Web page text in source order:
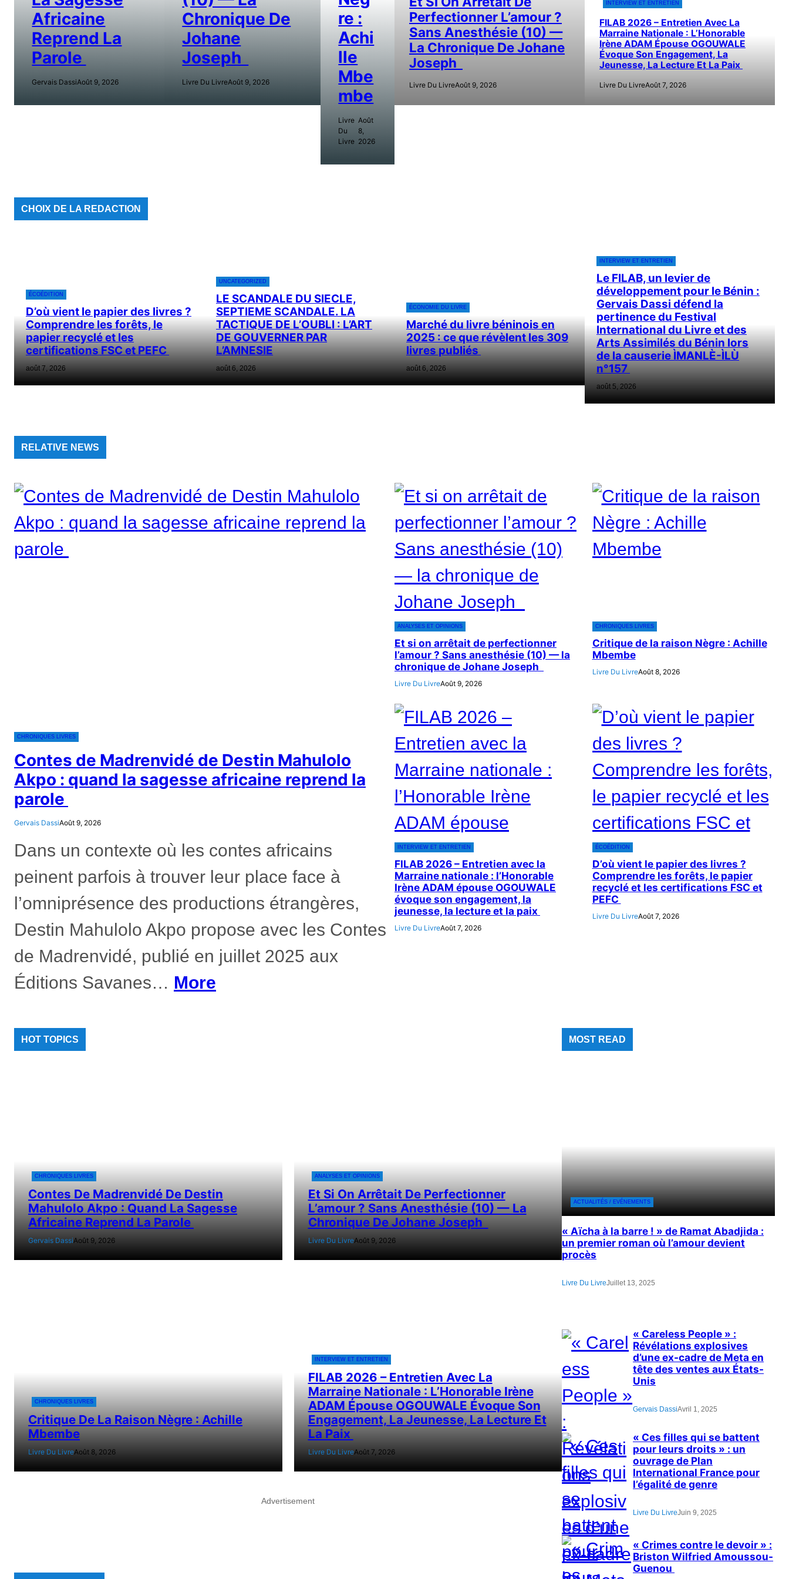
Africaine
Reprend La
Parole
Gervais DassiAoût 9, 2026
Chronique De
Johane
Joseph
Livre Du LivreAoût 9, 2026
Re :
Achi
Lle
Mbe
Mbe
Livre
Du
Livre
Août
8,
2026
Perfectionner L’amour ?
Sans Anesthésie (10) —
La Chronique De Johane
Joseph
Livre Du LivreAoût 9, 2026
INTERVIEW ET ENTRETIEN
FILAB 2026 – Entretien Avec La
Marraine Nationale : L’Honorable
Irène ADAM Épouse OGOUWALE
Évoque Son Engagement, La
Jeunesse, La Lecture Et La Paix
Livre Du LivreAoût 7, 2026
CHOIX DE LA REDACTION
ÉCOÉDITION
D’où vient le papier des livres ?
Comprendre les forêts, le
papier recyclé et les
certifications FSC et PEFC
août 7, 2026
UNCATEGORIZED
LE SCANDALE DU SIECLE,
SEPTIEME SCANDALE. LA
TACTIQUE DE L’OUBLI : L’ART
DE GOUVERNER PAR
L’AMNESIE
août 6, 2026
ÉCONOMIE DU LIVRE
Marché du livre béninois en
2025 : ce que révèlent les 309
livres publiés
août 6, 2026
INTERVIEW ET ENTRETIEN
Le FILAB, un levier de
développement pour le Bénin :
Gervais Dassi défend la
pertinence du Festival
International du Livre et des
Arts Assimilés du Bénin lors
de la causerie ÌMANLÈ-ÌLÙ
n°157
août 5, 2026
RELATIVE NEWS
CHRONIQUES LIVRES
Contes de Madrenvidé de Destin Mahulolo
Akpo : quand la sagesse africaine reprend la
parole
Gervais DassiAoût 9, 2026
Dans un contexte où les contes africains
peinent parfois à trouver leur place face à
l’omniprésence des productions étrangères,
Destin Mahulolo Akpo propose avec les Contes
de Madrenvidé, publié en juillet 2025 aux
Éditions Savanes… More
ANALYSES ET OPINIONS
Et si on arrêtait de perfectionner
l’amour ? Sans anesthésie (10) — la
chronique de Johane Joseph
Livre Du LivreAoût 9, 2026
CHRONIQUES LIVRES
Critique de la raison Nègre : Achille
Mbembe
Livre Du LivreAoût 8, 2026
INTERVIEW ET ENTRETIEN
FILAB 2026 – Entretien avec la
Marraine nationale : l’Honorable
Irène ADAM épouse OGOUWALE
évoque son engagement, la
jeunesse, la lecture et la paix
Livre Du LivreAoût 7, 2026
ÉCOÉDITION
D’où vient le papier des livres ?
Comprendre les forêts, le papier
recyclé et les certifications FSC et
PEFC
Livre Du LivreAoût 7, 2026
HOT TOPICS
CHRONIQUES LIVRES
Contes De Madrenvidé De Destin
Mahulolo Akpo : Quand La Sagesse
Africaine Reprend La Parole
Gervais DassiAoût 9, 2026
ANALYSES ET OPINIONS
Et Si On Arrêtait De Perfectionner
L’amour ? Sans Anesthésie (10) — La
Chronique De Johane Joseph
Livre Du LivreAoût 9, 2026
CHRONIQUES LIVRES
Critique De La Raison Nègre : Achille
Mbembe
Livre Du LivreAoût 8, 2026
INTERVIEW ET ENTRETIEN
FILAB 2026 – Entretien Avec La
Marraine Nationale : L’Honorable Irène
ADAM Épouse OGOUWALE Évoque Son
Engagement, La Jeunesse, La Lecture Et
La Paix
Livre Du LivreAoût 7, 2026
Advertisement
MOST READ
ACTUALITÉS / EVÉNEMENTS
« Aïcha à la barre ! » de Ramat Abadjida :
un premier roman où l’amour devient
procès
Livre Du LivreJuillet 13, 2025
« Careless People » :
Révélations explosives
d’une ex-cadre de Meta en
tête des ventes aux États-
Unis
Gervais DassiAvril 1, 2025
« Ces filles qui se battent
pour leurs droits » : un
ouvrage de Plan
International France pour
l’égalité de genre
Livre Du LivreJuin 9, 2025
« Crimes contre le devoir » :
Briston Wilfried Amoussou-
Guenou